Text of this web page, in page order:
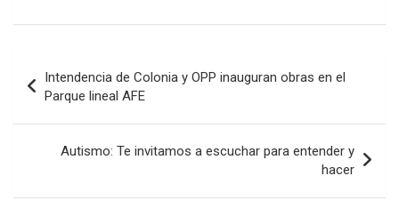
ce
o
o
k
tt at
A
p
p
ke
n
m
ar
tir
de
entradas
Intendencia de Colonia y OPP inauguran obras en el
Parque lineal AFE
Autismo: Te invitamos a escuchar para entender y
hacer